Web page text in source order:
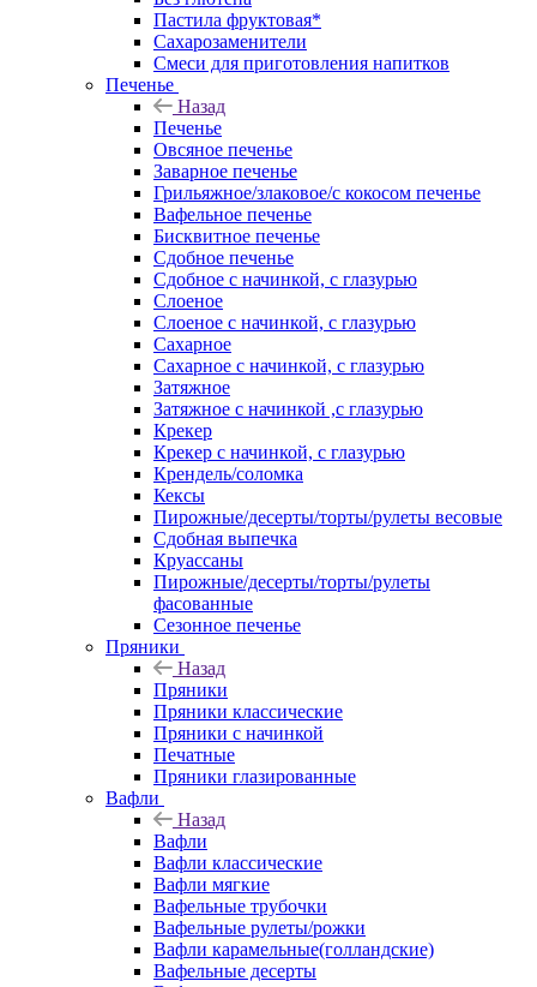
Пастила фруктовая*
Сахарозаменители
Смеси для приготовления напитков
Печенье
Назад
Печенье
Овсяное печенье
Заварное печенье
Грильяжное/злаковое/с кокосом печенье
Вафельное печенье
Бисквитное печенье
Сдобное печенье
Сдобное с начинкой, с глазурью
Слоеное
Слоеное с начинкой, с глазурью
Сахарное
Сахарное с начинкой, с глазурью
Затяжное
Затяжное с начинкой ,с глазурью
Крекер
Крекер с начинкой, с глазурью
Крендель/соломка
Кексы
Пирожные/десерты/торты/рулеты весовые
Сдобная выпечка
Круассаны
Пирожные/десерты/торты/рулеты
фасованные
Сезонное печенье
Пряники
Назад
Пряники
Пряники классические
Пряники с начинкой
Печатные
Пряники глазированные
Вафли
Назад
Вафли
Вафли классические
Вафли мягкие
Вафельные трубочки
Вафельные рулеты/рожки
Вафли карамельные(голландские)
Вафельные десерты